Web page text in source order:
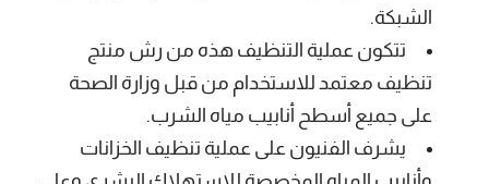
الشبكة.
تتكون عملية التنظيف هذه من رش منتج
تنظيف معتمد للاستخدام من قبل وزارة الصحة
على جميع أسطح أنابيب مياه الشرب.
يشرف الفنيون على عملية تنظيف الخزانات